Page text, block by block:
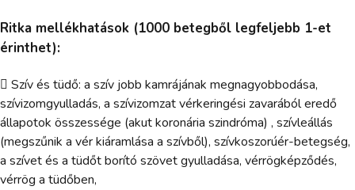
Ritka mellékhatások (1000 betegből legfeljebb 1-et
érinthet):
 Szív és tüdő: a szív jobb kamrájának megnagyobbodása,
szívizomgyulladás, a szívizomzat vérkeringési zavarából eredő
állapotok összessége (akut koronária szindróma) , szívleállás
(megszűnik a vér kiáramlása a szívből), szívkoszorúér-betegség,
a szívet és a tüdőt borító szövet gyulladása, vérrögképződés,
vérrög a tüdőben,